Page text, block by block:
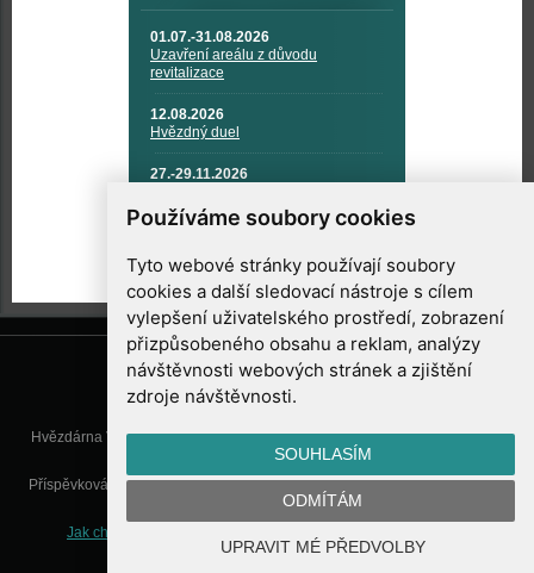
Používáme soubory cookies
Tyto webové stránky používají soubory
cookies a další sledovací nástroje s cílem
vylepšení uživatelského prostředí, zobrazení
přizpůsobeného obsahu a reklam, analýzy
návštěvnosti webových stránek a zjištění
zdroje návštěvnosti.
SOUHLASÍM
ODMÍTÁM
UPRAVIT MÉ PŘEDVOLBY
01.07.-31.08.2026
Uzavření areálu z důvodu
revitalizace
12.08.2026
Hvězdný duel
27.-29.11.2026
TECHNIKA A KOSMICKÉ
TECHNOLOGIE
Hvězdárna Valašské Meziříčí, příspěvková organizace, Vsetínská 78, 757
01 Valašské Meziříčí
Příspěvková organizace Zlínského kraje. Telefon:571 611 928, Mobil:777
info@astrovm.cz
Jak chráníme Vaše osobní údaje
WebConsult.cz